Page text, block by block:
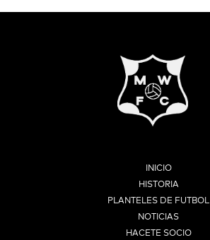
INICIO
HISTORIA
PLANTELES DE FUTBOL
NOTICIAS
HACETE SOCIO